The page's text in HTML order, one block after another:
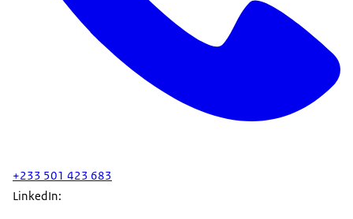
+233 501 423 683
LinkedIn: